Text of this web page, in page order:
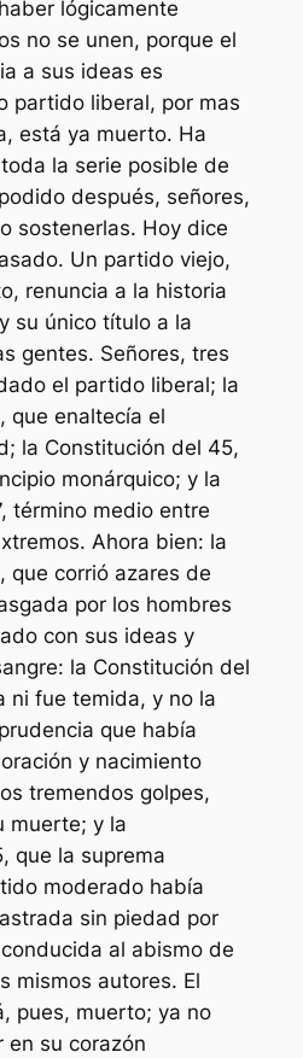
lógicamente
no se unen, porque el
a sus ideas es
partido liberal, por mas
está ya muerto. Ha
la serie posible de
después, señores,
sostenerlas. Hoy dice
Un partido viejo,
renuncia a la historia
su único título a la
gentes. Señores, tres
el partido liberal; la
que enaltecía el
la Constitución del 45,
monárquico; y la
término medio entre
Ahora bien: la
que corrió azares de
por los hombres
con sus ideas y
la Constitución del
ni fue temida, y no la
que había
y nacimiento
tremendos golpes,
muerte; y la
que la suprema
moderado había
sin piedad por
al abismo de
mismos autores. El
pues, muerto; ya no
en su corazón